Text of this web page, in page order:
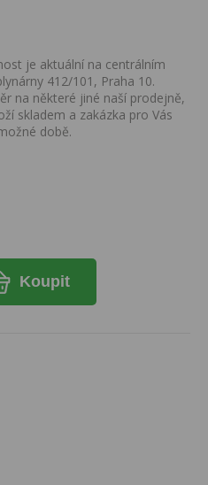
je aktuální na centrálním
412/101, Praha 10.
na některé jiné naší prodejně,
skladem a zakázka pro Vás
době.
Koupit